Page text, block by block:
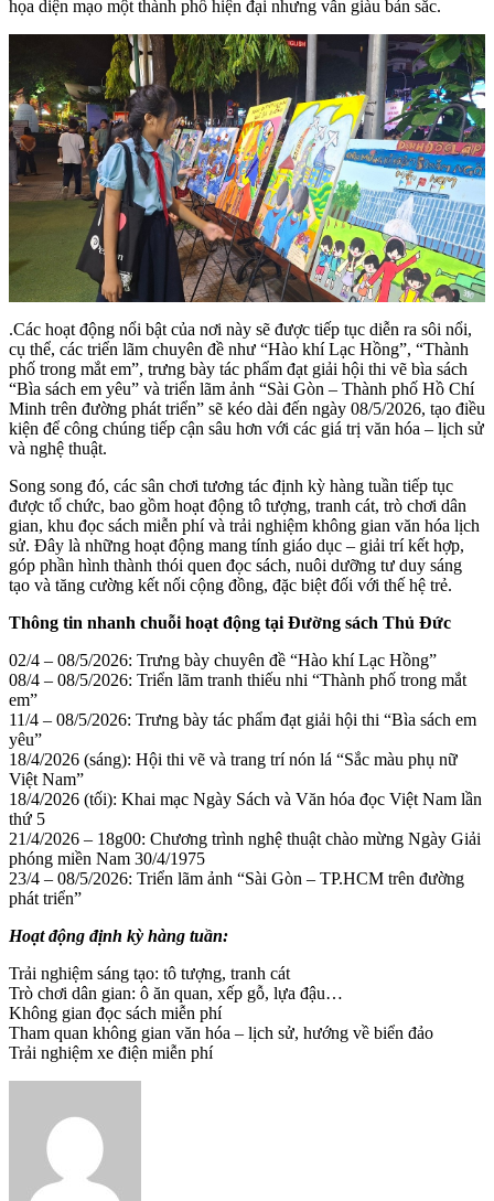
họa diện mạo một thành phố hiện đại nhưng vẫn giàu bản sắc.
.Các hoạt động nổi bật của nơi này sẽ được tiếp tục diễn ra sôi nổi,
cụ thể, các triển lãm chuyên đề như “Hào khí Lạc Hồng”, “Thành
phố trong mắt em”, trưng bày tác phẩm đạt giải hội thi vẽ bìa sách
“Bìa sách em yêu” và triển lãm ảnh “Sài Gòn – Thành phố Hồ Chí
Minh trên đường phát triển” sẽ kéo dài đến ngày 08/5/2026, tạo điều
kiện để công chúng tiếp cận sâu hơn với các giá trị văn hóa – lịch sử
và nghệ thuật.
Song song đó, các sân chơi tương tác định kỳ hàng tuần tiếp tục
được tổ chức, bao gồm hoạt động tô tượng, tranh cát, trò chơi dân
gian, khu đọc sách miễn phí và trải nghiệm không gian văn hóa lịch
sử. Đây là những hoạt động mang tính giáo dục – giải trí kết hợp,
góp phần hình thành thói quen đọc sách, nuôi dưỡng tư duy sáng
tạo và tăng cường kết nối cộng đồng, đặc biệt đối với thế hệ trẻ.
Thông tin nhanh chuỗi hoạt động tại Đường sách Thủ Đức
02/4 – 08/5/2026: Trưng bày chuyên đề “Hào khí Lạc Hồng”
08/4 – 08/5/2026: Triển lãm tranh thiếu nhi “Thành phố trong mắt
em”
11/4 – 08/5/2026: Trưng bày tác phẩm đạt giải hội thi “Bìa sách em
yêu”
18/4/2026 (sáng): Hội thi vẽ và trang trí nón lá “Sắc màu phụ nữ
Việt Nam”
18/4/2026 (tối): Khai mạc Ngày Sách và Văn hóa đọc Việt Nam lần
thứ 5
21/4/2026 – 18g00: Chương trình nghệ thuật chào mừng Ngày Giải
phóng miền Nam 30/4/1975
23/4 – 08/5/2026: Triển lãm ảnh “Sài Gòn – TP.HCM trên đường
phát triển”
Hoạt động định kỳ hàng tuần:
Trải nghiệm sáng tạo: tô tượng, tranh cát
Trò chơi dân gian: ô ăn quan, xếp gỗ, lựa đậu…
Không gian đọc sách miễn phí
Tham quan không gian văn hóa – lịch sử, hướng về biển đảo
Trải nghiệm xe điện miễn phí